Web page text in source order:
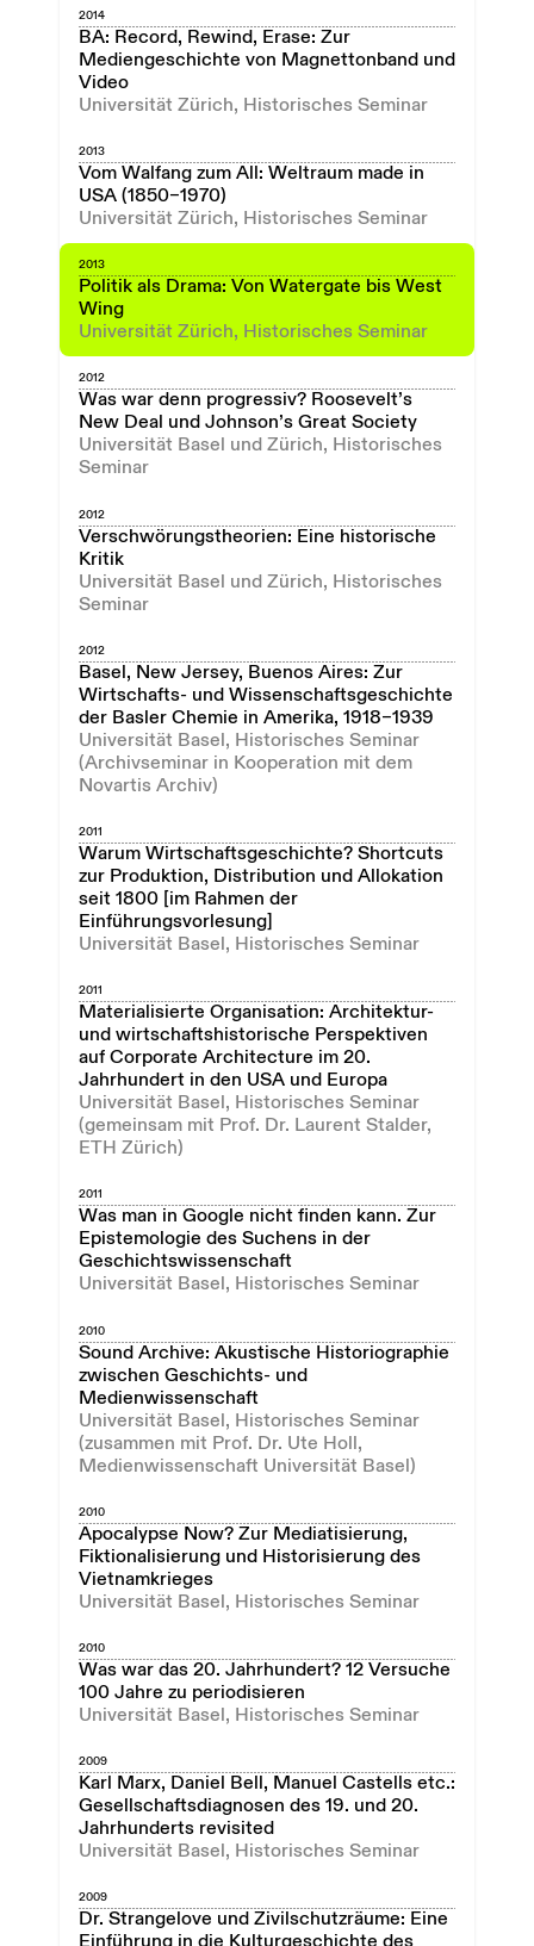
2014
BA: Record, Rewind, Erase: Zur
Mediengeschichte von Magnettonband und
Video
Universität Zürich, Historisches Seminar
2013
Vom Walfang zum All: Weltraum made in
USA (1850–1970)
Universität Zürich, Historisches Seminar
2013
Politik als Drama: Von Watergate bis West
Wing
Universität Zürich, Historisches Seminar
2012
Was war denn progressiv? Roosevelt’s
New Deal und Johnson’s Great Society
Universität Basel und Zürich, Historisches
Seminar
2012
Verschwörungstheorien: Eine historische
Kritik
Universität Basel und Zürich, Historisches
Seminar
2012
Basel, New Jersey, Buenos Aires: Zur
Wirtschafts- und Wissenschaftsgeschichte
der Basler Chemie in Amerika, 1918–1939
Universität Basel, Historisches Seminar
(Archivseminar in Kooperation mit dem
Novartis Archiv)
2011
Warum Wirtschaftsgeschichte? Shortcuts
zur Produktion, Distribution und Allokation
seit 1800 [im Rahmen der
Einführungsvorlesung]
Universität Basel, Historisches Seminar
2011
Materialisierte Organisation: Architektur-
und wirtschaftshistorische Perspektiven
auf Corporate Architecture im 20.
Jahrhundert in den USA und Europa
Universität Basel, Historisches Seminar
(gemeinsam mit Prof. Dr. Laurent Stalder,
ETH Zürich)
2011
Was man in Google nicht finden kann. Zur
Epistemologie des Suchens in der
Geschichtswissenschaft
Universität Basel, Historisches Seminar
2010
Sound Archive: Akustische Historiographie
zwischen Geschichts- und
Medienwissenschaft
Universität Basel, Historisches Seminar
(zusammen mit Prof. Dr. Ute Holl,
Medienwissenschaft Universität Basel)
2010
Apocalypse Now? Zur Mediatisierung,
Fiktionalisierung und Historisierung des
Vietnamkrieges
Universität Basel, Historisches Seminar
2010
Was war das 20. Jahrhundert? 12 Versuche
100 Jahre zu periodisieren
Universität Basel, Historisches Seminar
2009
Karl Marx, Daniel Bell, Manuel Castells etc.:
Gesellschaftsdiagnosen des 19. und 20.
Jahrhunderts revisited
Universität Basel, Historisches Seminar
2009
Dr. Strangelove und Zivilschutzräume: Eine